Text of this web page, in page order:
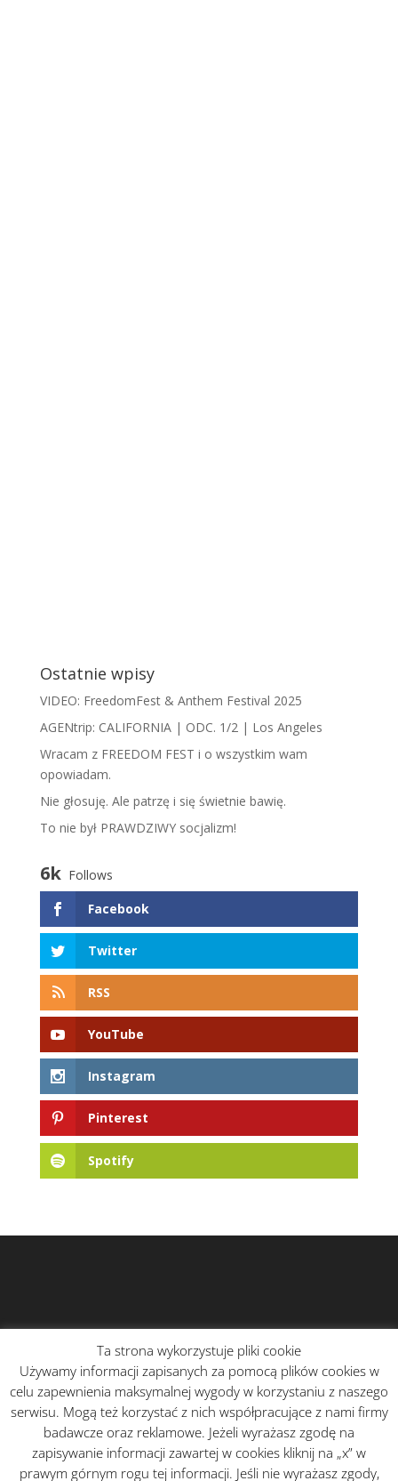
Ostatnie wpisy
VIDEO: FreedomFest & Anthem Festival 2025
AGENtrip: CALIFORNIA | ODC. 1/2 | Los Angeles
Wracam z FREEDOM FEST i o wszystkim wam
opowiadam.
​N​ie głosuję. Ale patrzę i się świetnie bawię.
To nie był PRAWDZIWY socjalizm!
6k Follows
Facebook
Twitter
RSS
YouTube
Instagram
Pinterest
Spotify
Ta strona wykorzystuje pliki cookie
Używamy informacji zapisanych za pomocą plików cookies w
celu zapewnienia maksymalnej wygody w korzystaniu z naszego
serwisu. Mogą też korzystać z nich współpracujące z nami firmy
badawcze oraz reklamowe. Jeżeli wyrażasz zgodę na
zapisywanie informacji zawartej w cookies kliknij na „x” w
prawym górnym rogu tej informacji. Jeśli nie wyrażasz zgody,